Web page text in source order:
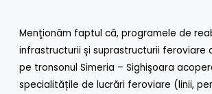
Menţionăm faptul că, programele de
infrastructurii și suprastructurii feroviare
pe tronsonul Simeria – Sighişoara
specialitățile de lucrări feroviare (linii,